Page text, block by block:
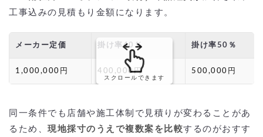
工事込みの見積もり金額になります。
メーカー定価 掛け率40％ 掛け率50％
1,000,000円 400,000円 500,000円
スクロールできます
同一条件でも店舗や施工体制で見積りが変わることがあ
るため、 現地採寸のうえで複数案を比較するのがおすす